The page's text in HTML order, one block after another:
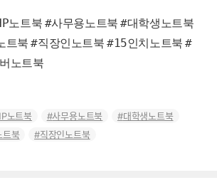
노트북 #사무용노트북 #대학생노트북
트북 #직장인노트북 #15인치노트북 #
노트북
노트북 사무용노트북
대학생노트북
트북 직장인노트북